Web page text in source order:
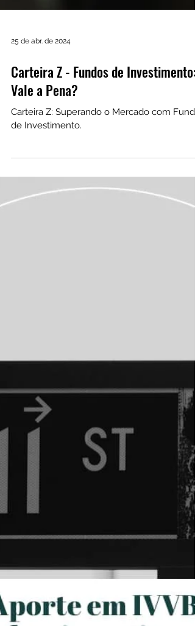
25 de abr. de 2024
Vale a Pena?
Carteira Z: Superando o Mercado com
de Investimento.